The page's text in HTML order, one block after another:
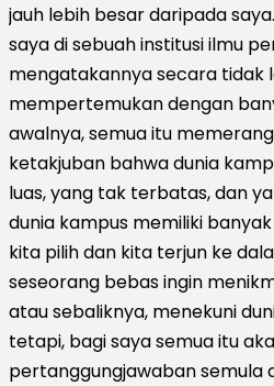
jauh lebih besar daripada
saya di sebuah institusi ilmu
mengatakannya secara tidak
mempertemukan dengan
awalnya, semua itu
ketakjuban bahwa dunia
luas, yang tak terbatas, dan
dunia kampus memiliki
kita pilih dan kita terjun ke
seseorang bebas ingin
atau sebaliknya, menekuni
tetapi, bagi saya semua itu
pertanggungjawaban semula